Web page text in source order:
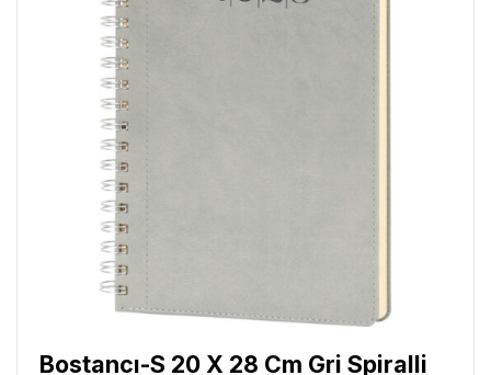
Bostancı-S 20 X 28 Cm Gri Spiralli